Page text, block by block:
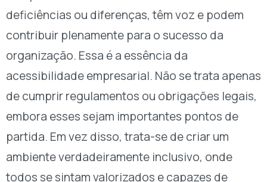
deficiências ou diferenças, têm voz e podem
contribuir plenamente para o sucesso da
organização. Essa é a essência da
acessibilidade empresarial. Não se trata apenas
de cumprir regulamentos ou obrigações legais,
embora esses sejam importantes pontos de
partida. Em vez disso, trata-se de criar um
ambiente verdadeiramente inclusivo, onde
todos se sintam valorizados e capazes de